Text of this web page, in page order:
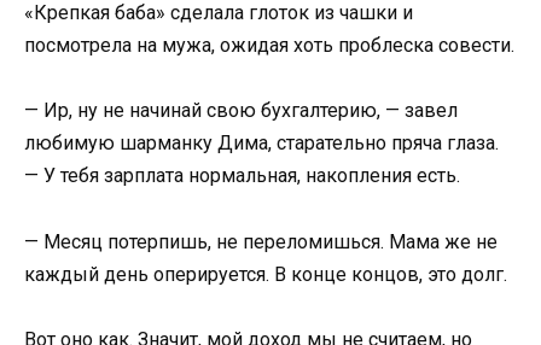
«Крепкая баба» сделала глоток из чашки и
посмотрела на мужа, ожидая хоть проблеска совести.
— Ир, ну не начинай свою бухгалтерию, — завел
любимую шарманку Дима, старательно пряча глаза.
— У тебя зарплата нормальная, накопления есть.
— Месяц потерпишь, не переломишься. Мама же не
каждый день оперируется. В конце концов, это долг.
Вот оно как. Значит, мой доход мы не считаем, но